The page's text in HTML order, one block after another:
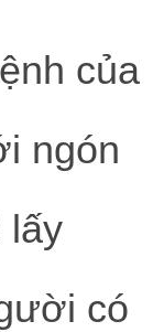
của
ngón
lấy
có